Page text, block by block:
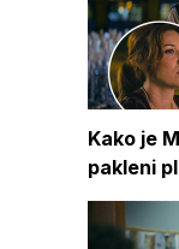
Kako je
pakleni